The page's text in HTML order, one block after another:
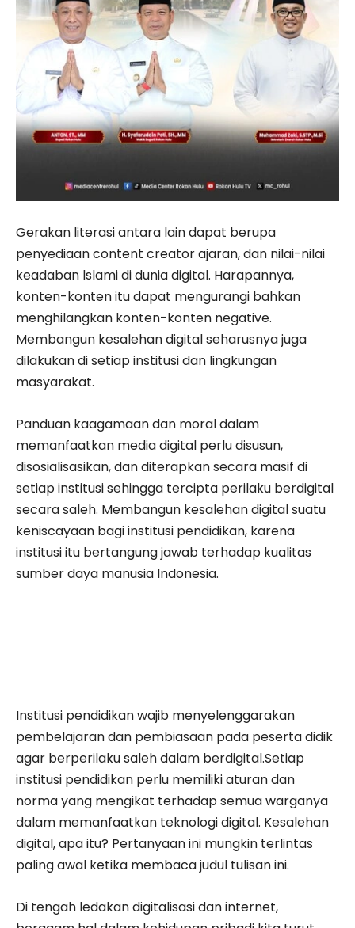
Gerakan literasi antara lain dapat berupa
penyediaan content creator ajaran, dan nilai-nilai
keadaban lslami di dunia digital. Harapannya,
konten-konten itu dapat mengurangi bahkan
menghilangkan konten-konten negative.
Membangun kesalehan digital seharusnya juga
dilakukan di setiap institusi dan lingkungan
masyarakat.
Panduan kaagamaan dan moral dalam
memanfaatkan media digital perlu disusun,
disosialisasikan, dan diterapkan secara masif di
setiap institusi sehingga tercipta perilaku berdigital
secara saleh. Membangun kesalehan digital suatu
keniscayaan bagi institusi pendidikan, karena
institusi itu bertangung jawab terhadap kualitas
sumber daya manusia Indonesia.
Institusi pendidikan wajib menyelenggarakan
pembelajaran dan pembiasaan pada peserta didik
agar berperilaku saleh dalam berdigital.Setiap
institusi pendidikan perlu memiliki aturan dan
norma yang mengikat terhadap semua warganya
dalam memanfaatkan teknologi digital. Kesalehan
digital, apa itu? Pertanyaan ini mungkin terlintas
paling awal ketika membaca judul tulisan ini.
Di tengah ledakan digitalisasi dan internet,